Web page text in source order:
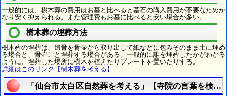
一般的には、樹木葬の費用はお墓と比べると墓石の購入費用が不要なためか
なり安く抑えられる。また管理費もお墓に比べると安い場合が多い。
樹木葬の埋葬方法
樹木葬の埋葬は、遺骨を骨壷から取り出して紙などに包みそのまま土に埋め
る場合と、骨壷ごと埋葬する場合がある。一般的に誰を埋葬したかがわかる
ように、埋葬した場所に樹木を植えたりプレートを置いたりする。
詳細はこのリンク【樹木葬を考える】
「仙台市太白区自然葬を考える」【寺院の言葉を検索